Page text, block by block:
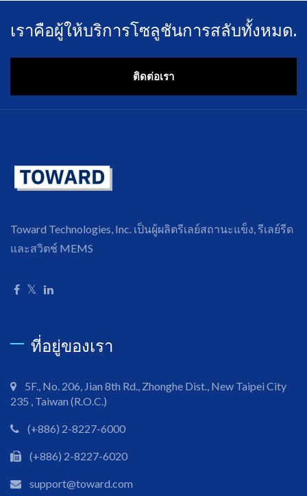
เราคือผู้ให้บริการโซลูชันการสลับทั้งหมด.
ติดต่อเรา
Toward Technologies, Inc. เป็นผู้ผลิตรีเลย์สถานะแข็ง, รีเลย์รีด
และสวิตช์ MEMS
ที่อยู่ของเรา
5F., No. 206, Jian 8th Rd., Zhonghe Dist., New Taipei City
235 , Taiwan (R.O.C.)
(+886) 2-8227-6000
(+886) 2-8227-6020
support@toward.com